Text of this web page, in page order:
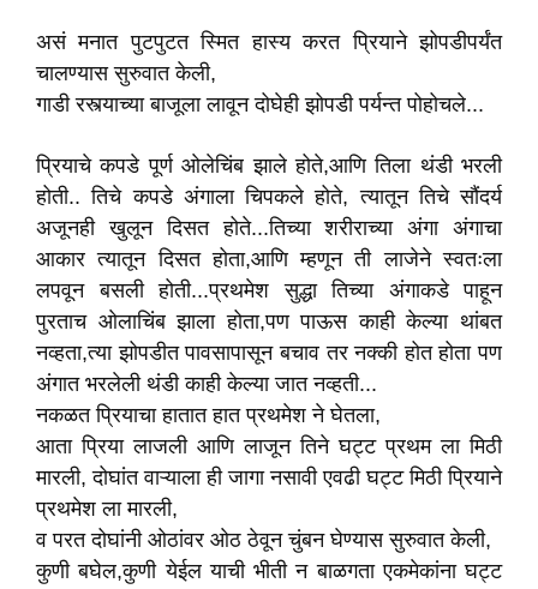
असं मनात पुटपुटत स्मित हास्य करत प्रियाने झोपडीपर्यंत
चालण्यास सुरुवात केली,
गाडी रस्त्याच्या बाजूला लावून दोघेही झोपडी पर्यन्त पोहोचले...
प्रियाचे कपडे पूर्ण ओलेचिंब झाले होते,आणि तिला थंडी भरली
होती.. तिचे कपडे अंगाला चिपकले होते, त्यातून तिचे सौंदर्य
अजूनही खुलून दिसत होते...तिच्या शरीराच्या अंगा अंगाचा
आकार त्यातून दिसत होता,आणि म्हणून ती लाजेने स्वतःला
लपवून बसली होती...प्रथमेश सुद्धा तिच्या अंगाकडे पाहून
पुरताच ओलाचिंब झाला होता,पण पाऊस काही केल्या थांबत
नव्हता,त्या झोपडीत पावसापासून बचाव तर नक्की होत होता पण
अंगात भरलेली थंडी काही केल्या जात नव्हती...
नकळत प्रियाचा हातात हात प्रथमेश ने घेतला,
आता प्रिया लाजली आणि लाजून तिने घट्ट प्रथम ला मिठी
मारली, दोघांत वाऱ्याला ही जागा नसावी एवढी घट्ट मिठी प्रियाने
प्रथमेश ला मारली,
व परत दोघांनी ओठांवर ओठ ठेवून चुंबन घेण्यास सुरुवात केली,
कुणी बघेल,कुणी येईल याची भीती न बाळगता एकमेकांना घट्ट